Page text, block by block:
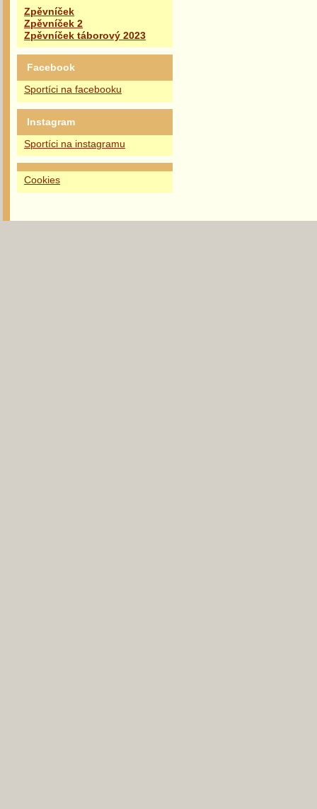
Zpěvníček
Zpěvníček 2
Zpěvníček táborový 2023
Facebook
Sportíci na facebooku
Instagram
Sportíci na instagramu
Cookies